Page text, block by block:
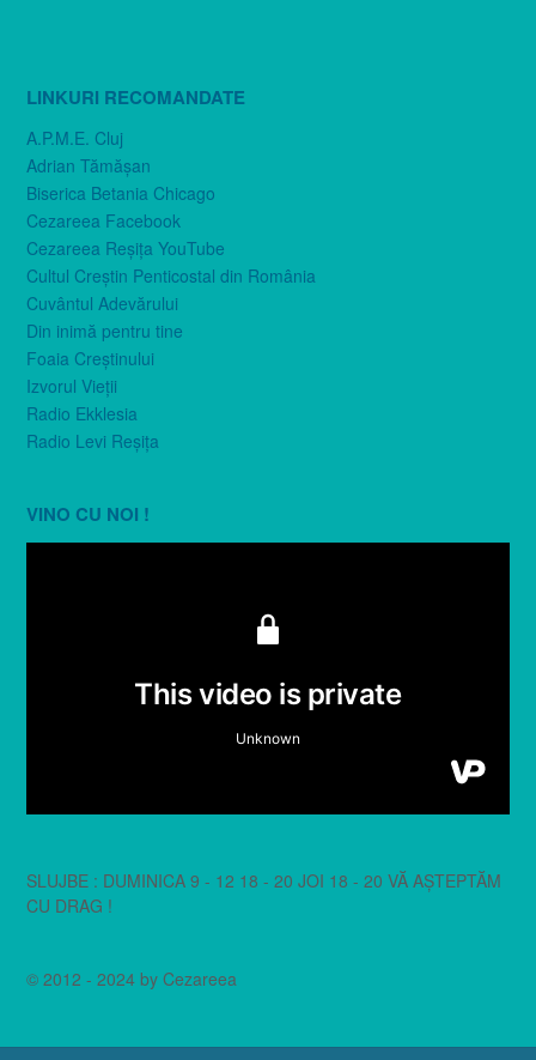
LINKURI RECOMANDATE
A.P.M.E. Cluj
Adrian Tămăşan
Biserica Betania Chicago
Cezareea Facebook
Cezareea Reşiţa YouTube
Cultul Creştin Penticostal din România
Cuvântul Adevărului
Din inimă pentru tine
Foaia Creştinului
Izvorul Vieţii
Radio Ekklesia
Radio Levi Reşiţa
VINO CU NOI !
SLUJBE : DUMINICA 9 - 12 18 - 20 JOI 18 - 20 VĂ AȘTEPTĂM
CU DRAG !
© 2012 - 2024 by Cezareea